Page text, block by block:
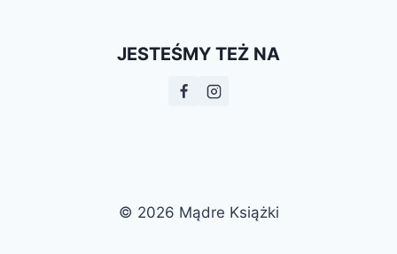
JESTEŚMY TEŻ NA
© 2026 Mądre Książki